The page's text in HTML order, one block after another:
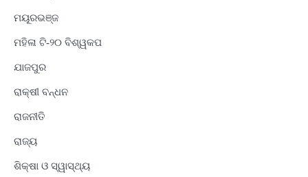
ମୟୂରଭଞ୍ଜ
ମହିଳା ଟି-୨୦ ବିଶ୍ୱକପ
ଯାଜପୁର
ରାକ୍ଷୀ ବନ୍ଧନ
ରାଜନୀତି
ରାଜ୍ୟ
ଶିକ୍ଷା ଓ ସ୍ୱାସ୍ଥ୍ୟ